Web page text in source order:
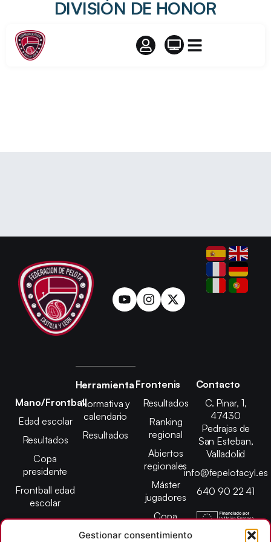
Gestionar consentimiento
DIVISIÓN DE HONOR
Mano/Frontball
Edad escolar
Resultados
Copa
presidente
Frontball edad
escolar
Herramienta
Normativa y
calendario
Resultados
Frontenis
Resultados
Ranking
regional
Abiertos
regionales
Máster
jugadores
Copa
presidente
Contacto
C. Pinar, 1,
47430
Pedrajas de
San Esteban,
Valladolid
info@fepelotacyl.es
640 90 22 41